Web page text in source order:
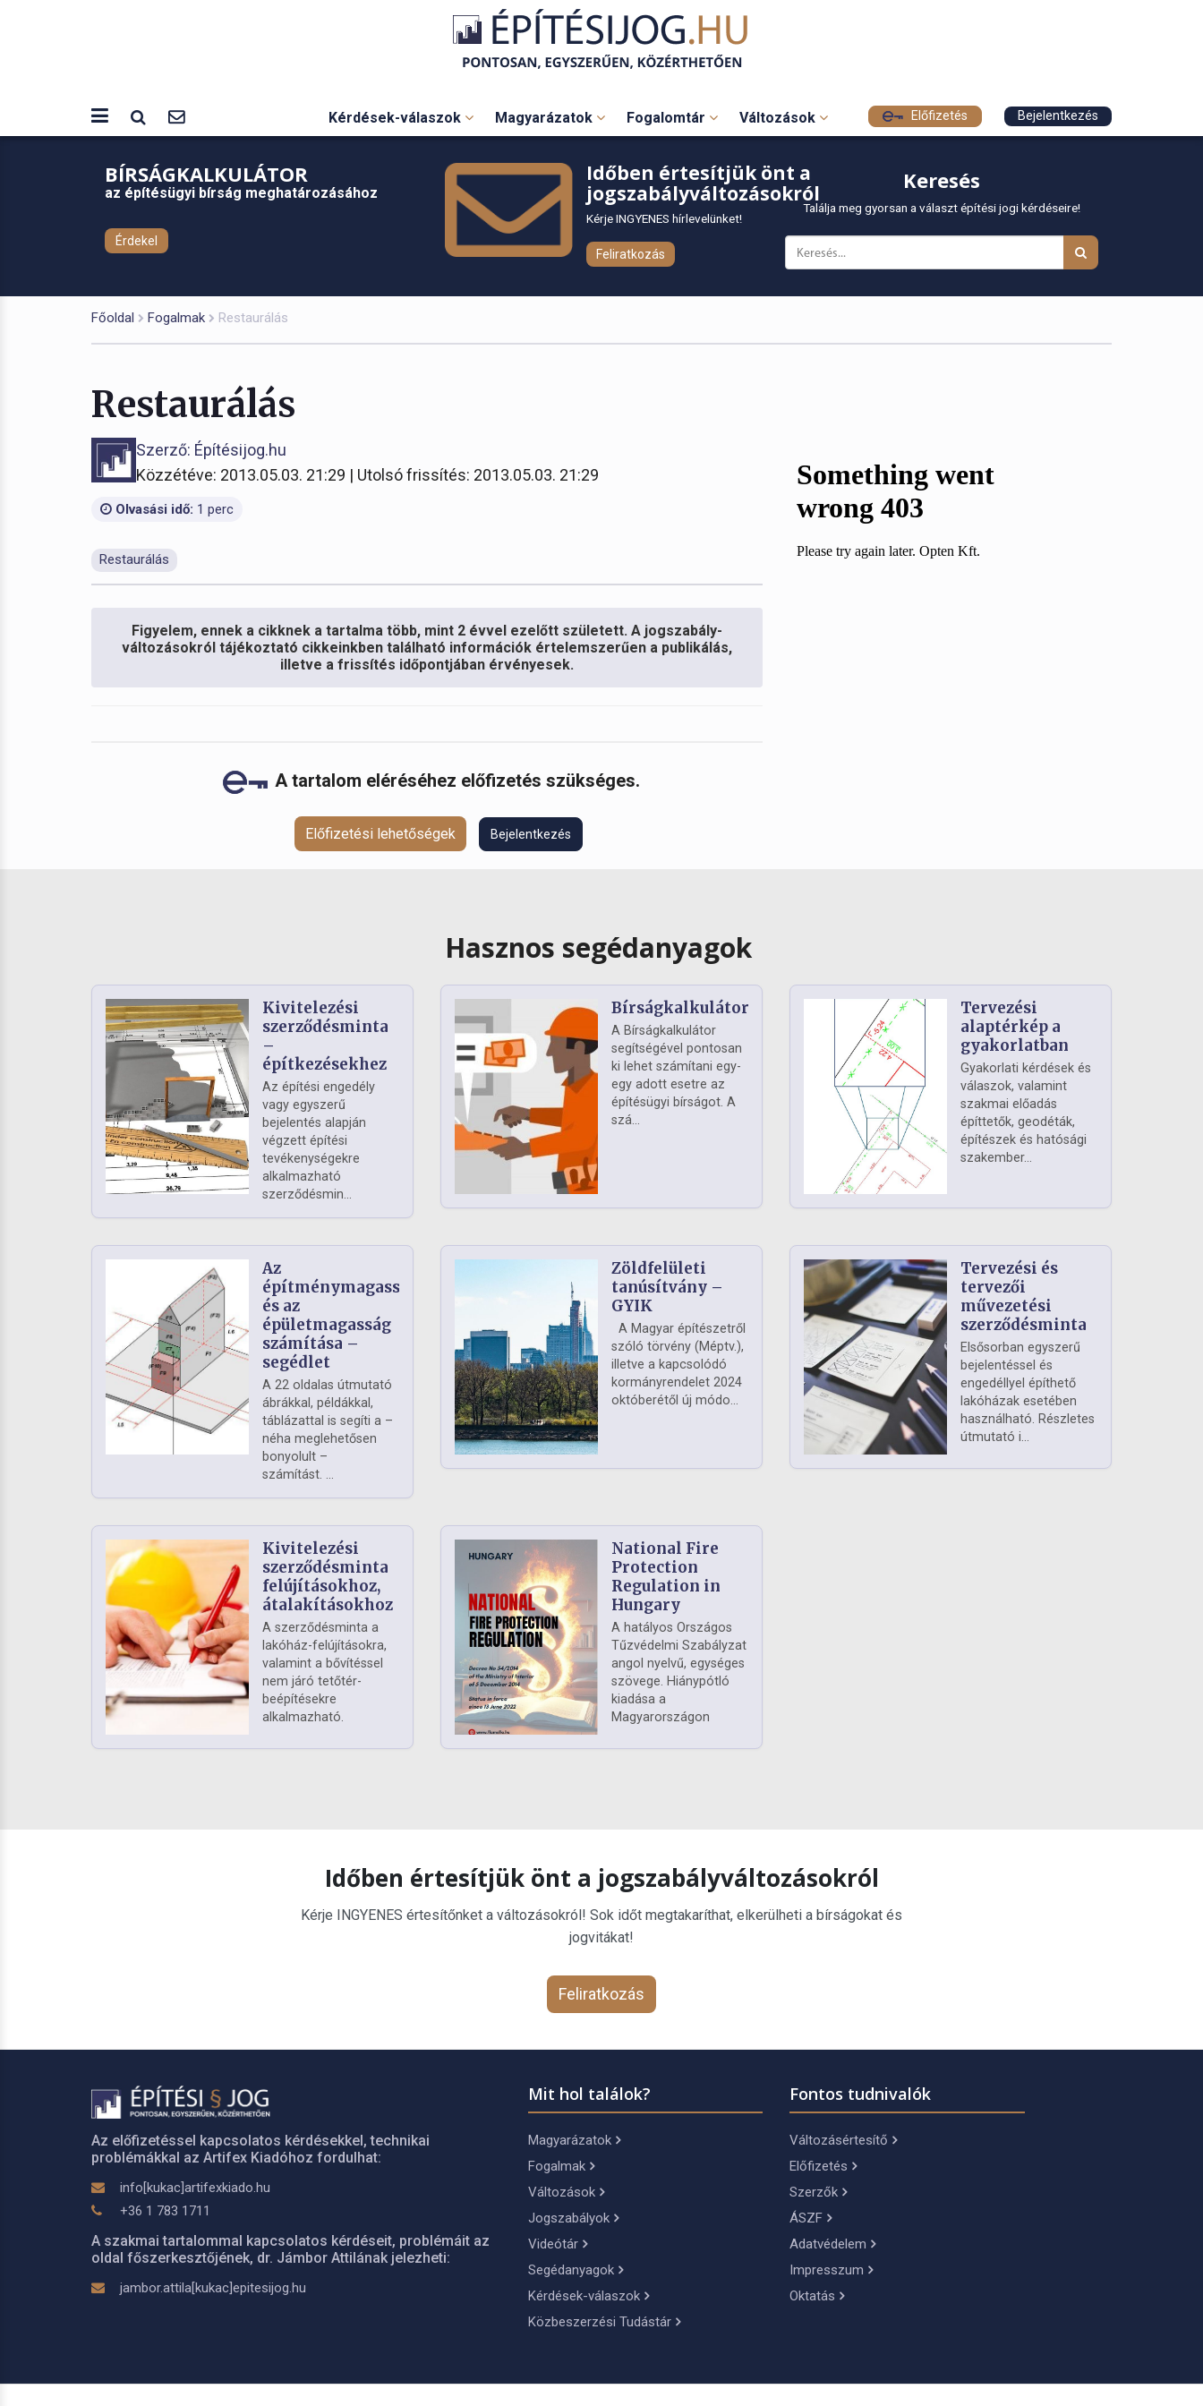
Kérdések-válaszok Magyarázatok Fogalomtár Változások Előfizetés Bejelentkezés
BÍRSÁGKALKULÁTOR
az építésügyi bírság meghatározásához
Érdekel
Időben értesítjük önt a
jogszabályváltozásokról
Kérje INGYENES hírlevelünket!
Feliratkozás
Keresés
Találja meg gyorsan a választ építési jogi kérdéseire!
Főoldal Fogalmak Restaurálás
Restaurálás
Szerző: Építésijog.hu
Közzétéve: 2013.05.03. 21:29 | Utolsó frissítés: 2013.05.03. 21:29
Olvasási idő: 1 perc
Restaurálás
Figyelem, ennek a cikknek a tartalma több, mint 2 évvel ezelőtt született. A jogszabály-
változásokról tájékoztató cikkeinkben található információk értelemszerűen a publikálás,
illetve a frissítés időpontjában érvényesek.
A tartalom eléréséhez előfizetés szükséges.
Előfizetési lehetőségek Bejelentkezés
Hasznos segédanyagok
Kivitelezési
szerződésminta
–
építkezésekhez
Az építési engedély
vagy egyszerű
bejelentés alapján
végzett építési
tevékenységekre
alkalmazható
szerződésmin...
Bírságkalkulátor
A Bírságkalkulátor
segítségével pontosan
ki lehet számítani egy-
egy adott esetre az
építésügyi bírságot. A
szá...
Tervezési
alaptérkép a
gyakorlatban
Gyakorlati kérdések és
válaszok, valamint
szakmai előadás
építtetők, geodéták,
építészek és hatósági
szakember...
Az
építménymagasság
és az
épületmagasság
számítása –
segédlet
A 22 oldalas útmutató
ábrákkal, példákkal,
táblázattal is segíti a –
néha meglehetősen
bonyolult –
számítást. ...
Zöldfelületi
tanúsítvány –
GYIK
A Magyar építészetről
szóló törvény (Méptv.),
illetve a kapcsolódó
kormányrendelet 2024
októberétől új módo...
Tervezési és
tervezői
művezetési
szerződésminta
Elsősorban egyszerű
bejelentéssel és
engedéllyel építhető
lakóházak esetében
használható. Részletes
útmutató i...
Kivitelezési
szerződésminta
felújításokhoz,
átalakításokhoz
A szerződésminta a
lakóház-felújításokra,
valamint a bővítéssel
nem járó tetőtér-
beépítésekre
alkalmazható.
National Fire
Protection
Regulation in
Hungary
A hatályos Országos
Tűzvédelmi Szabályzat
angol nyelvű, egységes
szövege. Hiánypótló
kiadása a
Magyarországon
Időben értesítjük önt a jogszabályváltozásokról
Kérje INGYENES értesítőnket a változásokról! Sok időt megtakaríthat, elkerülheti a bírságokat és
jogvitákat!
Feliratkozás
Az előfizetéssel kapcsolatos kérdésekkel, technikai
problémákkal az Artifex Kiadóhoz fordulhat:
info[kukac]artifexkiado.hu
+36 1 783 1711
A szakmai tartalommal kapcsolatos kérdéseit, problémáit az
oldal főszerkesztőjének, dr. Jámbor Attilának jelezheti:
jambor.attila[kukac]epitesijog.hu
Mit hol találok?
Magyarázatok
Fogalmak
Változások
Jogszabályok
Videótár
Segédanyagok
Kérdések-válaszok
Közbeszerzési Tudástár
Fontos tudnivalók
Változásértesítő
Előfizetés
Szerzők
ÁSZF
Adatvédelem
Impresszum
Oktatás